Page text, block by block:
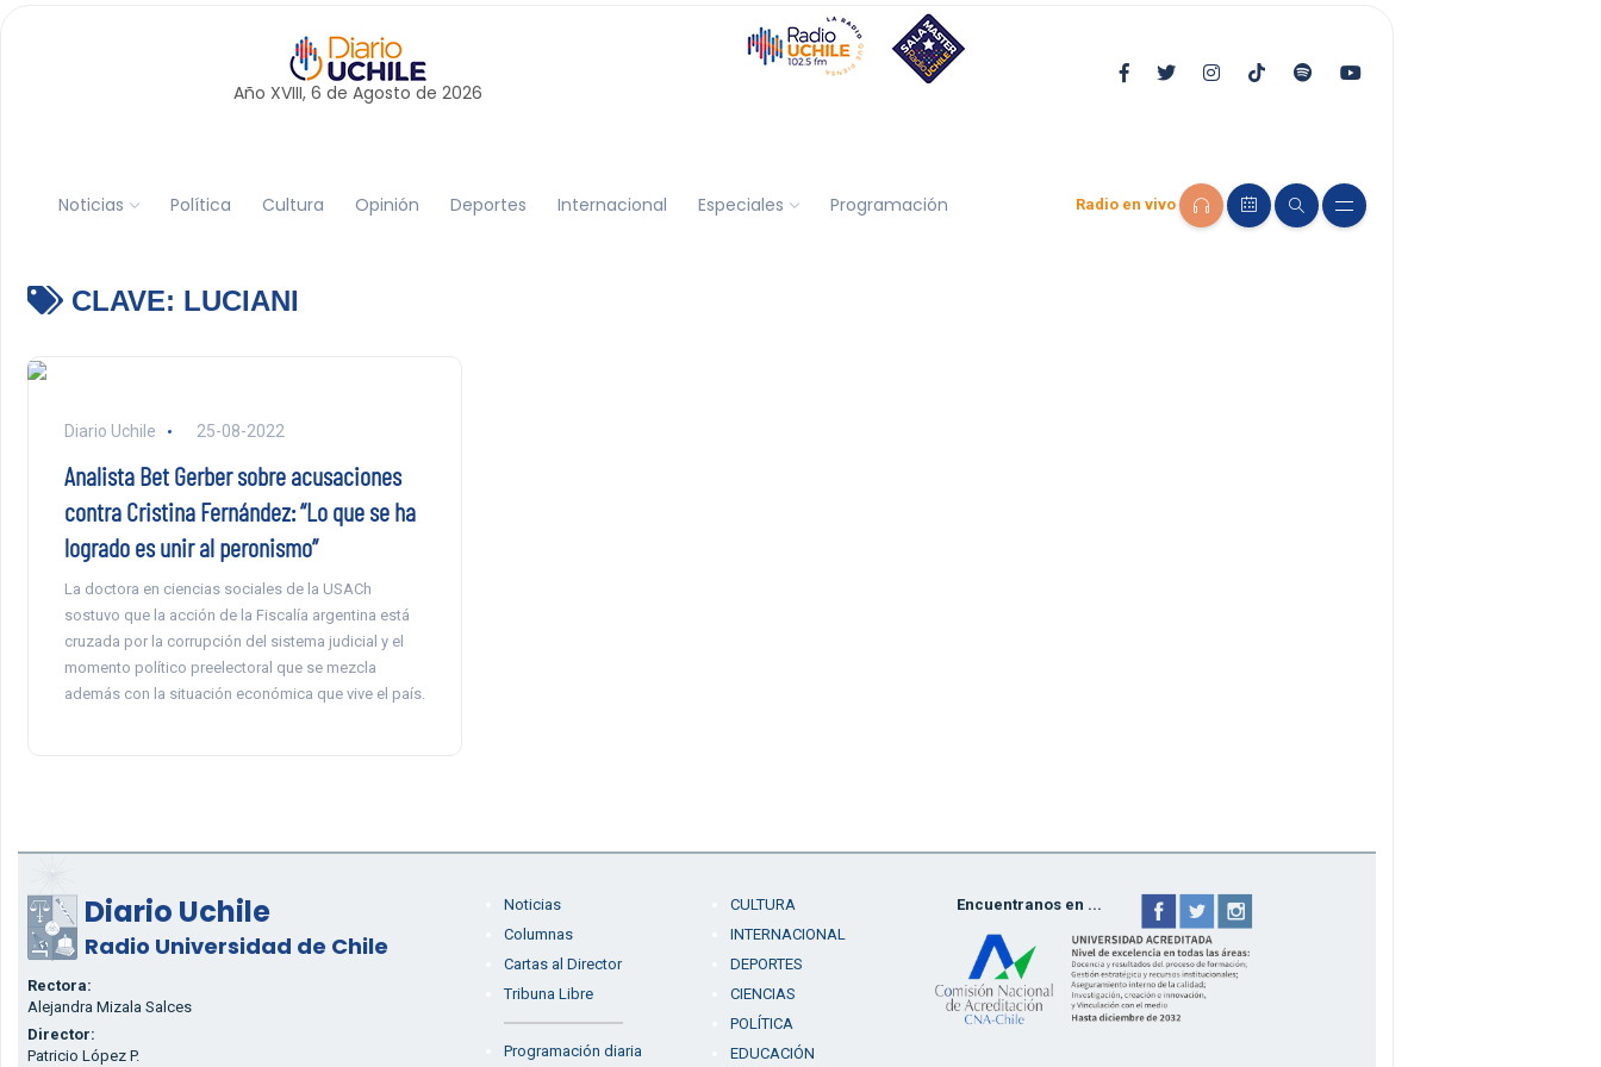
Año XVIII, 6 de Agosto de 2026
Noticias Política Cultura Opinión Deportes Internacional Especiales Programación Radio en vivo
CLAVE: LUCIANI
Diario Uchile 25-08-2022
Analista Bet Gerber sobre acusaciones
contra Cristina Fernández: “Lo que se ha
logrado es unir al peronismo”
La doctora en ciencias sociales de la USACh
sostuvo que la acción de la Fiscalía argentina está
cruzada por la corrupción del sistema judicial y el
momento político preelectoral que se mezcla
además con la situación económica que vive el país.
Diario Uchile
Radio Universidad de Chile
Rectora:
Alejandra Mizala Salces
Director:
Patricio López P.
Noticias
Columnas
Cartas al Director
Tribuna Libre
Programación diaria
CULTURA
INTERNACIONAL
DEPORTES
CIENCIAS
POLÍTICA
EDUCACIÓN
Encuentranos en ...